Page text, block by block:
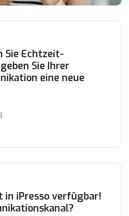
Sie Echtzeit-
Sie Ihrer
eine neue
in iPresso verfügbar!